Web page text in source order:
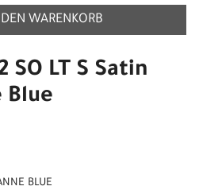
WARENKORB
SO LT S Satin
Blue
BLUE